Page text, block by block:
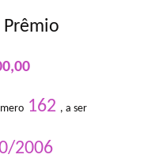
Prêmio
162 , a ser
2006